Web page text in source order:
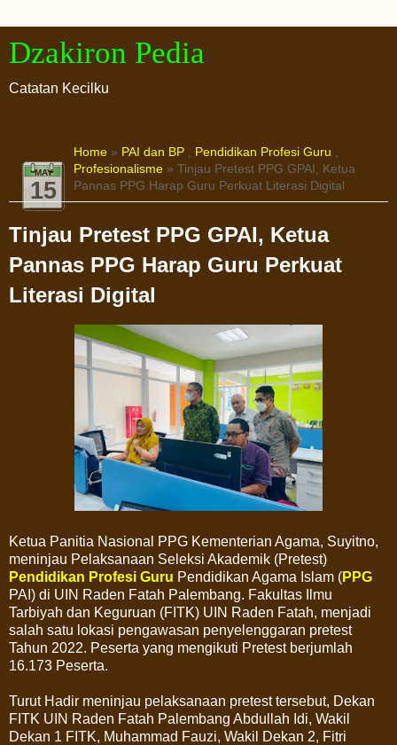
Dzakiron Pedia
Catatan Kecilku
MAY
15
Home » PAI dan BP , Pendidikan Profesi Guru ,
Profesionalisme » Tinjau Pretest PPG GPAI, Ketua
Pannas PPG Harap Guru Perkuat Literasi Digital
Tinjau Pretest PPG GPAI, Ketua
Pannas PPG Harap Guru Perkuat
Literasi Digital
Ketua Panitia Nasional PPG Kementerian Agama, Suyitno,
meninjau Pelaksanaan Seleksi Akademik (Pretest)
Pendidikan Profesi Guru Pendidikan Agama Islam (PPG
PAI) di UIN Raden Fatah Palembang. Fakultas Ilmu
Tarbiyah dan Keguruan (FITK) UIN Raden Fatah, menjadi
salah satu lokasi pengawasan penyelenggaran pretest
Tahun 2022. Peserta yang mengikuti Pretest berjumlah
16.173 Peserta.
Turut Hadir meninjau pelaksanaan pretest tersebut, Dekan
FITK UIN Raden Fatah Palembang Abdullah Idi, Wakil
Dekan 1 FITK, Muhammad Fauzi, Wakil Dekan 2, Fitri